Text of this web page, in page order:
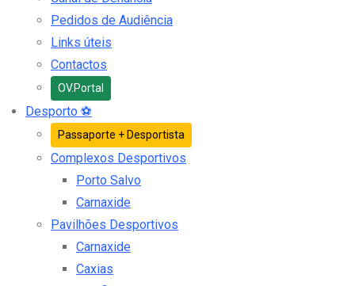
Pedidos de Audiência
Links úteis
Contactos
OV.Portal
Desporto ⚽
Passaporte + Desportista
Complexos Desportivos
Porto Salvo
Carnaxide
Pavilhões Desportivos
Carnaxide
Caxias